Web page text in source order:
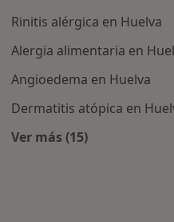
Rinitis alérgica en Huelva
Alergia alimentaria en
Angioedema en Huelva
Dermatitis atópica en
Ver más (15)